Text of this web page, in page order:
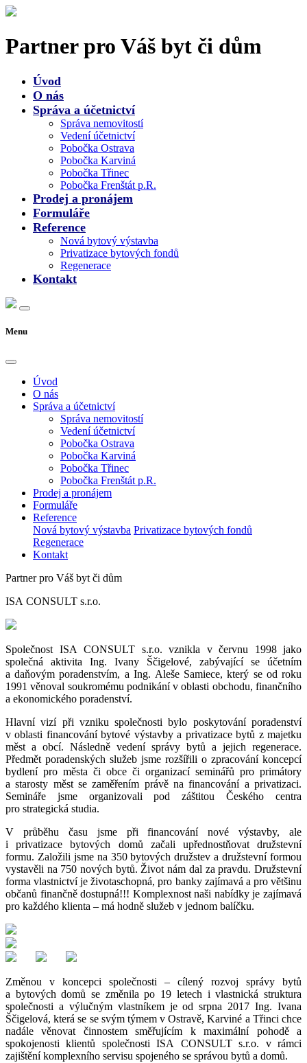
Partner pro Váš byt či dům
Úvod
O nás
Správa a účetnictví
Správa nemovitostí
Vedení účetnictví
Pobočka Ostrava
Pobočka Karviná
Pobočka Třinec
Pobočka Frenštát p.R.
Prodej a pronájem
Formuláře
Reference
Nová bytový výstavba
Privatizace bytových fondů
Regenerace
Kontakt
Menu
Úvod
O nás
Správa a účetnictví
Správa nemovitostí
Vedení účetnictví
Pobočka Ostrava
Pobočka Karviná
Pobočka Třinec
Pobočka Frenštát p.R.
Prodej a pronájem
Formuláře
Reference
Nová bytový výstavba Privatizace bytových fondů
Regenerace
Kontakt
Partner pro Váš byt či dům
ISA CONSULT s.r.o.
Společnost ISA CONSULT s.r.o. vznikla v červnu 1998 jako
společná aktivita Ing. Ivany Ščigelové, zabývající se účetním
a daňovým poradenstvím, a Ing. Aleše Samiece, který se od roku
1991 věnoval soukromému podnikání v oblasti obchodu, finančního
a ekonomického poradenství.
Hlavní vizí při vzniku společnosti bylo poskytování poradenství
v oblasti financování bytové výstavby a privatizace bytů z majetku
měst a obcí. Následně vedení správy bytů a jejich regenerace.
Předmět poradenských služeb jsme rozšířili o zpracování koncepcí
bydlení pro města či obce či organizací seminářů pro primátory
a starosty měst se zaměřením právě na financování a privatizaci.
Semináře jsme organizovali pod záštitou Českého centra
pro strategická studia.
V průběhu času jsme při financování nové výstavby, ale
i privatizace bytových domů začali upřednostňovat družstevní
formu. Založili jsme na 350 bytových družstev a družstevní formou
vystavěli na 750 nových bytů. Život nám dal za pravdu. Družstevní
forma vlastnictví je životaschopná, pro banky zajímavá a pro většinu
občanů finančně dostupná!!! Komplexnost naši nabídky je zajímavá
pro každého klienta – má hodně služeb v jednom balíčku.
Změnou v koncepci společnosti – cílený rozvoj správy bytů
a bytových domů se změnila po 19 letech i vlastnická struktura
společnosti a výlučným vlastníkem je od srpna 2017 Ing. Ivana
Ščigelová, která se se svým týmem v Ostravě, Karviné a Třinci chce
nadále věnovat činnostem směřujícím k maximální pohodě a
spokojenosti klientů společnosti ISA CONSULT s.r.o. v rámci
zajištění komplexního servisu spojeného se správou bytů a domů.